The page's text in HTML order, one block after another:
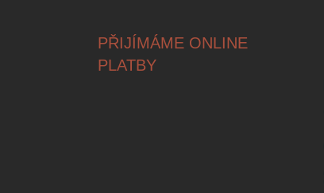
PŘIJÍMÁME ONLINE
PLATBY